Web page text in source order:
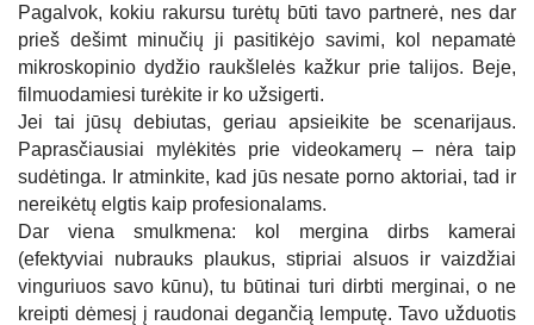
Pagalvok, kokiu rakursu turėtų būti tavo partnerė, nes dar
prieš dešimt minučių ji pasitikėjo savimi, kol nepamatė
mikroskopinio dydžio raukšlelės kažkur prie talijos. Beje,
filmuodamiesi turėkite ir ko užsigerti.
Jei tai jūsų debiutas, geriau apsieikite be scenarijaus.
Paprasčiausiai mylėkitės prie videokamerų – nėra taip
sudėtinga. Ir atminkite, kad jūs nesate porno aktoriai, tad ir
nereikėtų elgtis kaip profesionalams.
Dar viena smulkmena: kol mergina dirbs kamerai
(efektyviai nubrauks plaukus, stipriai alsuos ir vaizdžiai
vinguriuos savo kūnu), tu būtinai turi dirbti merginai, o ne
kreipti dėmesį į raudonai degančią lemputę. Tavo užduotis